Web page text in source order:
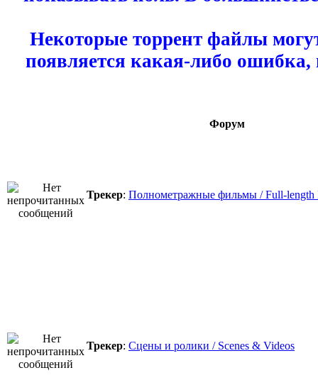
Некоторые торрент файлы
появляется какая-либо
Форум
Трекер: Полнометражные фильмы / Full-length
Трекер: Сцены и ролики / Scenes & Videos